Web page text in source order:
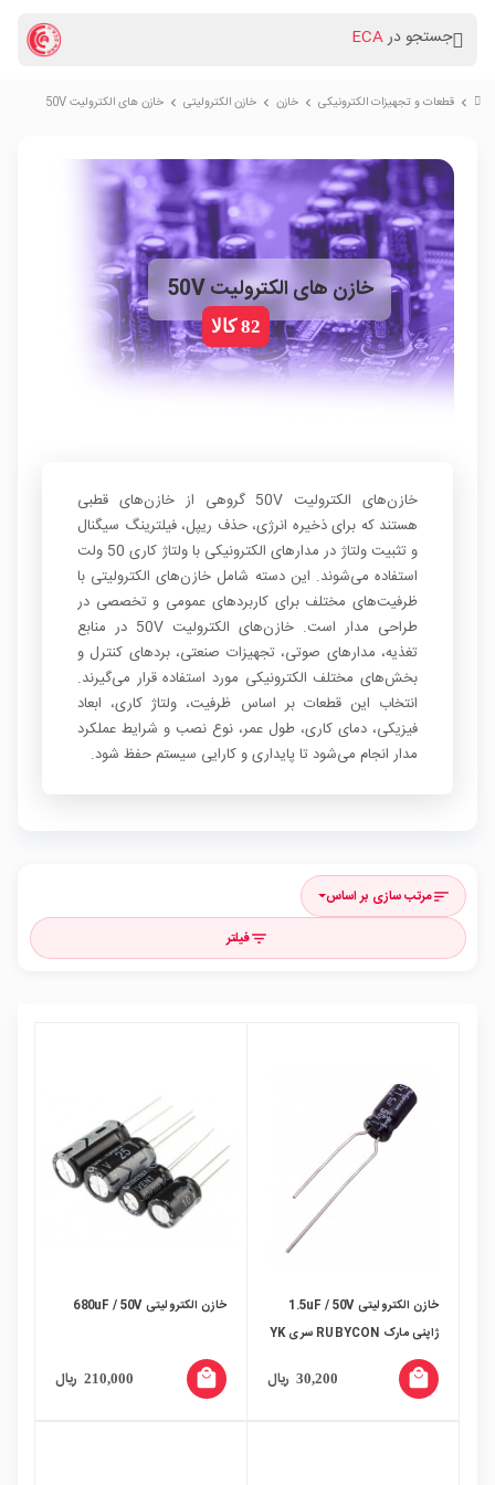
جستجو درECA
chevron_right قطعات و تجهیزات الکترونیکی chevron_right خازن chevron_right خازن الکترولیتی chevron_right خازن های الکترولیت 50V
خازن های الکترولیت 50V
82 کالا
خازن‌های الکترولیت 50V گروهی از خازن‌های قطبی
هستند که برای ذخیره انرژی، حذف ریپل، فیلترینگ سیگنال
و تثبیت ولتاژ در مدارهای الکترونیکی با ولتاژ کاری 50 ولت
استفاده می‌شوند. این دسته شامل خازن‌های الکترولیتی با
ظرفیت‌های مختلف برای کاربردهای عمومی و تخصصی در
طراحی مدار است. خازن‌های الکترولیت 50V در منابع
تغذیه، مدارهای صوتی، تجهیزات صنعتی، بردهای کنترل و
بخش‌های مختلف الکترونیکی مورد استفاده قرار می‌گیرند.
انتخاب این قطعات بر اساس ظرفیت، ولتاژ کاری، ابعاد
فیزیکی، دمای کاری، طول عمر، نوع نصب و شرایط عملکرد
مدار انجام می‌شود تا پایداری و کارایی سیستم حفظ شود.
sortمرتب سازی بر اساس
filter_listفیلتر
خازن الکترولیتی 1.5uF / 50V
ژاپنی مارک RUBYCON سری YK
30,200 ریال local_mall
خازن الکترولیتی 680uF / 50V
210,000 ریال local_mall